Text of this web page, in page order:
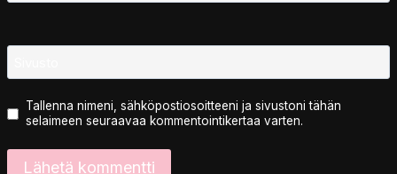
Tallenna nimeni, sähköpostiosoitteeni ja sivustoni tähän
selaimeen seuraavaa kommentointikertaa varten.